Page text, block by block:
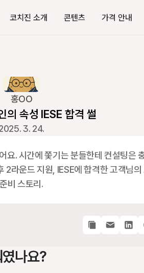
코치진 소개 콘텐츠 가격 안내
홍OO
의 속성 IESE 합격 썰
3. 24.
요. 시간에 쫓기는 분들한테 컨설팅은
2라운드 지원, IESE에 합격한 고객님의
준비 스토리.
나요?